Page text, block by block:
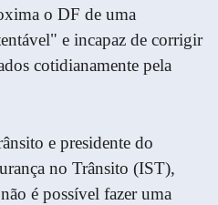
o DF de uma
e incapaz de corrigir
cotidianamente pela
e presidente do
no Trânsito (IST),
é possível fazer uma